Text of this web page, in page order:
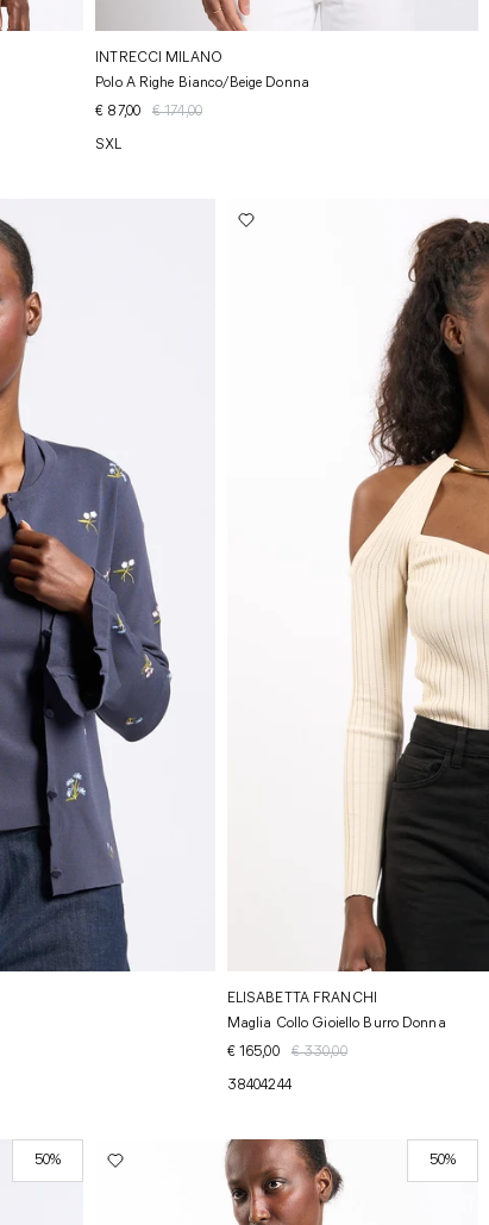
INTRECCI MILANO
Polo A Righe Bianco/beige Donna
€ 87,00
€ 174,00
SXL
ELISABETTA FRANCHI
Maglia Collo Gioiello Burro Donna
€ 165,00
€ 330,00
38404244
50% 50%